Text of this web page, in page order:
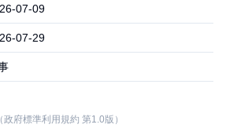
07-09
07-29
府標準利用規約 第1.0版）